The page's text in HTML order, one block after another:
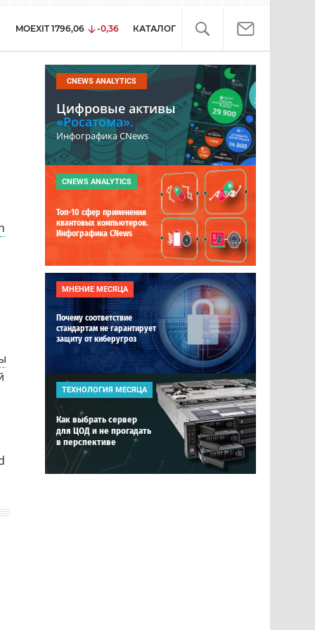
MOEXIT 1796,06 -0,36 КАТАЛОГ
CNEWS ANALYTICS
Цифровые активы
«Росатома».
Инфографика CNews
CNEWS ANALYTICS
Топ-10 сфер применения
квантовых компьютеров.
Инфографика CNews
МНЕНИЕ МЕСЯЦА
Почему соответствие
стандартам не гарантирует
защиту от киберугроз
ТЕХНОЛОГИЯ МЕСЯЦА
Как выбрать сервер
для ЦОД и не прогадать
в перспективе